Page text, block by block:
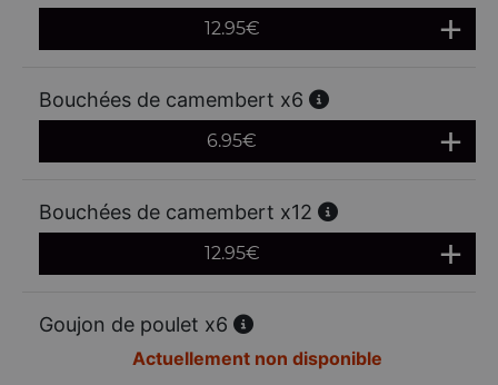
12.95€
Bouchées de camembert x6
6.95€
Bouchées de camembert x12
12.95€
Goujon de poulet x6
Actuellement non disponible